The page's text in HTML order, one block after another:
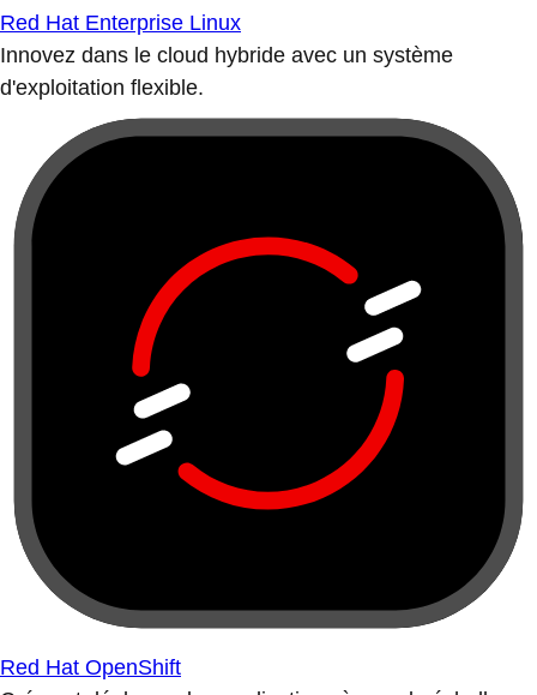
Red Hat Enterprise Linux
Innovez dans le cloud hybride avec un système
d'exploitation flexible.
Red Hat OpenShift